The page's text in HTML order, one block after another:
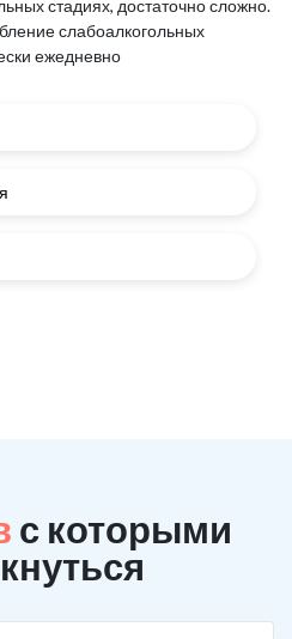
стадиях, достаточно сложно.
слабоалкогольных
ежедневно
с которыми